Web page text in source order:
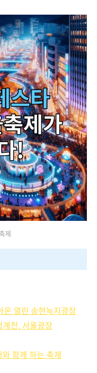
제
열린 송현녹지광장
천, 서울광장
함께 하는 축제